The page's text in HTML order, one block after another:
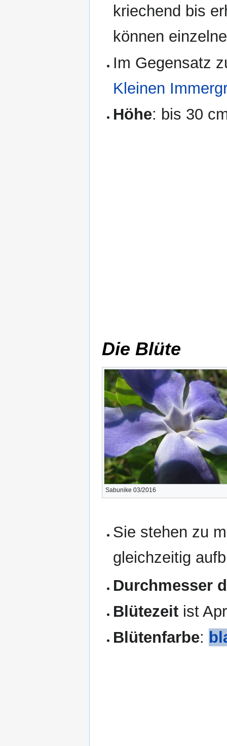
kriechend bis
können
Im Gegensatz
Kleinen
Höhe: bis 30
Die Blüte
Sabunike 03/2016
Sie stehen zu
gleichzeitig
Durchmesser
Blütezeit ist
Blütenfarbe: